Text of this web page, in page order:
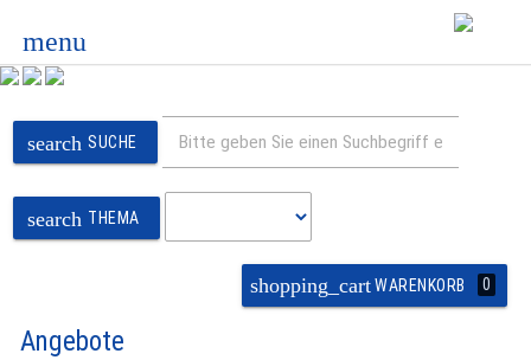
menu
search SUCHE
search THEMA
shopping_cartWARENKORB 0
Angebote